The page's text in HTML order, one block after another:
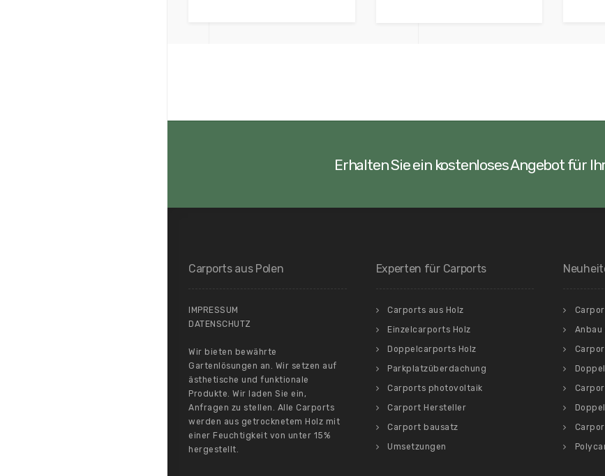
Erhalten Sie ein kostenloses Angebot für
Carports aus Polen
IMPRESSUM
DATENSCHUTZ
Wir bieten bewährte
Gartenlösungen an. Wir setzen auf
ästhetische und funktionale
Produkte. Wir laden Sie ein,
Anfragen zu stellen. Alle Carports
werden aus getrocknetem Holz mit
einer Feuchtigkeit von unter 15%
hergestellt.
Experten für Carports
Carports aus Holz
Einzelcarports Holz
Doppelcarports Holz
Parkplatzüberdachung
Carports photovoltaik
Carport Hersteller
Carport bausatz
Umsetzungen